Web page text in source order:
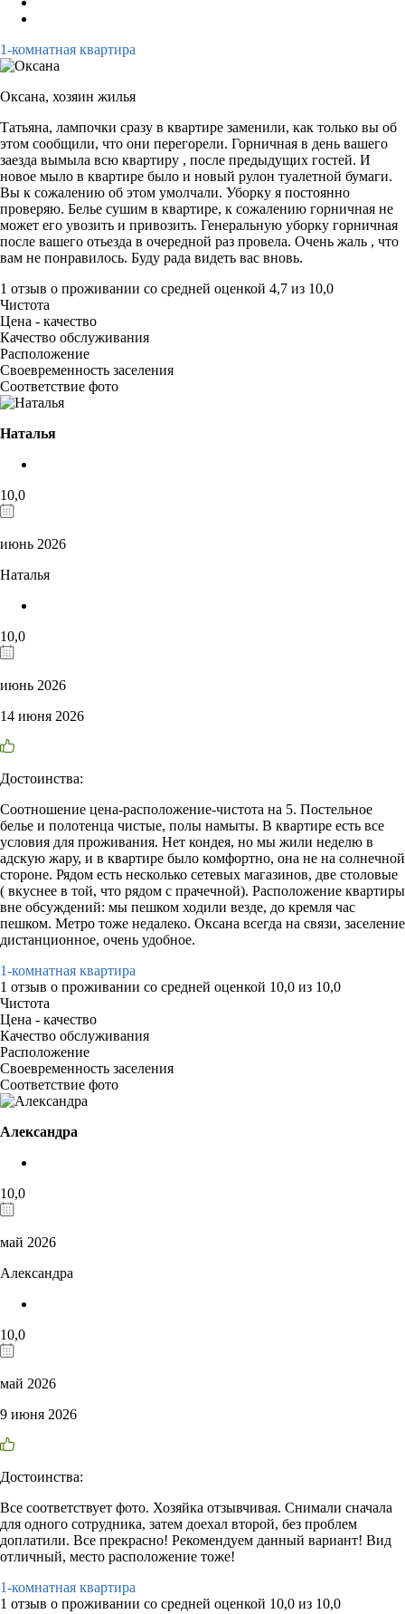
1-комнатная квартира
Оксана, хозяин жилья
Татьяна, лампочки сразу в квартире заменили, как только вы об
этом сообщили, что они перегорели. Горничная в день вашего
заезда вымыла всю квартиру , после предыдущих гостей. И
новое мыло в квартире было и новый рулон туалетной бумаги.
Вы к сожалению об этом умолчали. Уборку я постоянно
проверяю. Белье сушим в квартире, к сожалению горничная не
может его увозить и привозить. Генеральную уборку горничная
после вашего отьезда в очередной раз провела. Очень жаль , что
вам не понравилось. Буду рада видеть вас вновь.
1 отзыв о проживании со средней оценкой 4,7 из 10,0
Чистота
Цена - качество
Качество обслуживания
Расположение
Своевременность заселения
Соответствие фото
Наталья
10,0
июнь 2026
Наталья
10,0
июнь 2026
14 июня 2026
Достоинства:
Соотношение цена-расположение-чистота на 5. Постельное
белье и полотенца чистые, полы намыты. В квартире есть все
условия для проживания. Нет кондея, но мы жили неделю в
адскую жару, и в квартире было комфортно, она не на солнечной
стороне. Рядом есть несколько сетевых магазинов, две столовые
( вкуснее в той, что рядом с прачечной). Расположение квартиры
вне обсуждений: мы пешком ходили везде, до кремля час
пешком. Метро тоже недалеко. Оксана всегда на связи, заселение
дистанционное, очень удобное.
1-комнатная квартира
1 отзыв о проживании со средней оценкой 10,0 из 10,0
Чистота
Цена - качество
Качество обслуживания
Расположение
Своевременность заселения
Соответствие фото
Александра
10,0
май 2026
Александра
10,0
май 2026
9 июня 2026
Достоинства:
Все соответствует фото. Хозяйка отзывчивая. Снимали сначала
для одного сотрудника, затем доехал второй, без проблем
доплатили. Все прекрасно! Рекомендуем данный вариант! Вид
отличный, место расположение тоже!
1-комнатная квартира
1 отзыв о проживании со средней оценкой 10,0 из 10,0